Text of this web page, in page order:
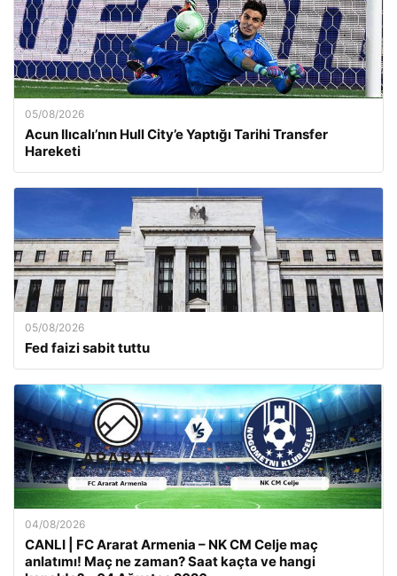
05/08/2026
Acun Ilıcalı’nın Hull City’e Yaptığı Tarihi Transfer
Hareketi
05/08/2026
Fed faizi sabit tuttu
04/08/2026
CANLI | FC Ararat Armenia – NK CM Celje maç
anlatımı! Maç ne zaman? Saat kaçta ve hangi